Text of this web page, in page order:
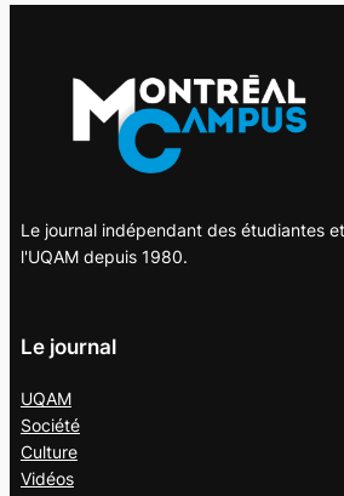
Le journal indépendant des étudiantes
l'UQAM depuis 1980.
Le journal
UQAM
Société
Culture
Vidéos